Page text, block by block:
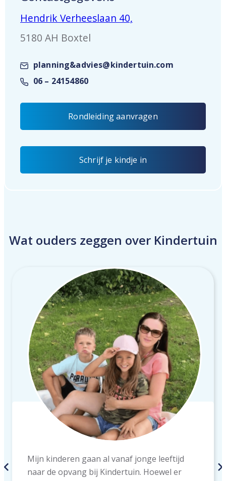
Hendrik Verheeslaan 40,
5180 AH Boxtel
planning&advies@kindertuin.com
06 – 24154860
Rondleiding aanvragen
Schrijf je kindje in
Wat ouders zeggen over Kindertuin
Mijn kinderen gaan al vanaf jonge leeftijd
naar de opvang bij Kindertuin. Hoewel er